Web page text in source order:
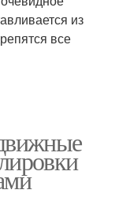
из
все